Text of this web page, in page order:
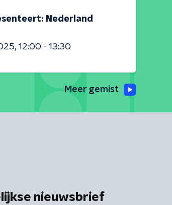
Nederland
12:00 - 13:30
Meer gemist
nieuwsbrief